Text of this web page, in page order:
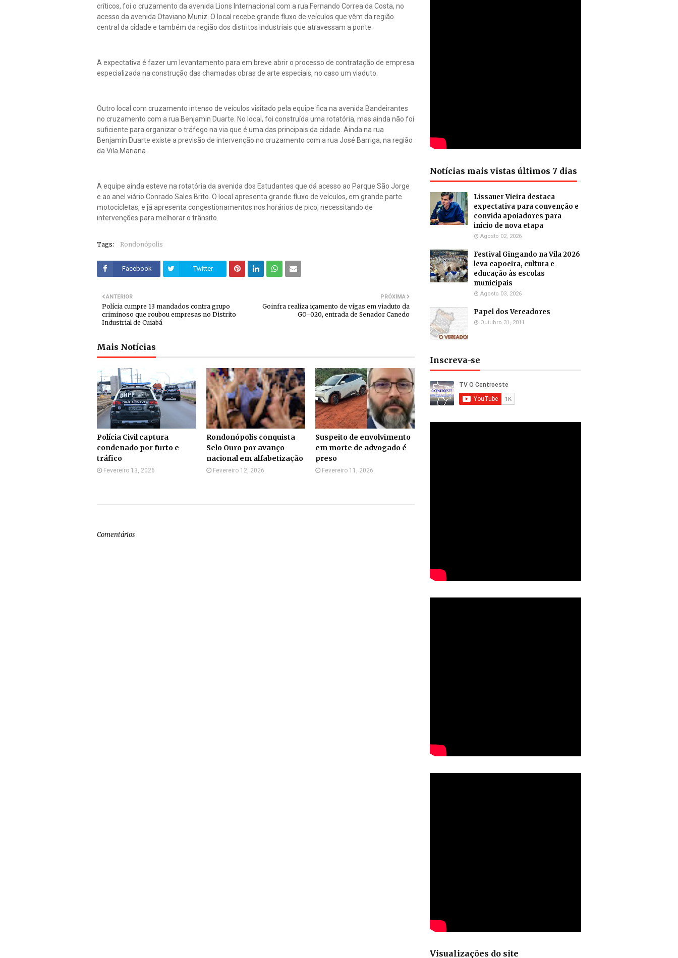
críticos, foi o cruzamento da avenida Lions Internacional com a rua Fernando Correa da Costa, no
acesso da avenida Otaviano Muniz. O local recebe grande fluxo de veículos que vêm da região
central da cidade e também da região dos distritos industriais que atravessam a ponte.
A expectativa é fazer um levantamento para em breve abrir o processo de contratação de empresa
especializada na construção das chamadas obras de arte especiais, no caso um viaduto.
Outro local com cruzamento intenso de veículos visitado pela equipe fica na avenida Bandeirantes
no cruzamento com a rua Benjamin Duarte. No local, foi construída uma rotatória, mas ainda não foi
suficiente para organizar o tráfego na via que é uma das principais da cidade. Ainda na rua
Benjamin Duarte existe a previsão de intervenção no cruzamento com a rua José Barriga, na região
da Vila Mariana.
A equipe ainda esteve na rotatória da avenida dos Estudantes que dá acesso ao Parque São Jorge
e ao anel viário Conrado Sales Brito. O local apresenta grande fluxo de veículos, em grande parte
motocicletas, e já apresenta congestionamentos nos horários de pico, necessitando de
intervenções para melhorar o trânsito.
Tags: Rondonópolis
Facebook Twitter
PRÓXIMA
Goinfra realiza içamento de vigas em viaduto da
GO-020, entrada de Senador Canedo
ANTERIOR
Polícia cumpre 13 mandados contra grupo
criminoso que roubou empresas no Distrito
Industrial de Cuiabá
Mais Notícias
Polícia Civil captura
condenado por furto e
tráfico
Fevereiro 13, 2026
Rondonópolis conquista
Selo Ouro por avanço
nacional em alfabetização
Fevereiro 12, 2026
Suspeito de envolvimento
em morte de advogado é
preso
Fevereiro 11, 2026
Comentários
Notícias mais vistas últimos 7 dias
Lissauer Vieira destaca
expectativa para convenção e
convida apoiadores para
início de nova etapa
Agosto 02, 2026
Festival Gingando na Vila 2026
leva capoeira, cultura e
educação às escolas
municipais
Agosto 03, 2026
Papel dos Vereadores
Outubro 31, 2011
Inscreva-se
Visualizações do site